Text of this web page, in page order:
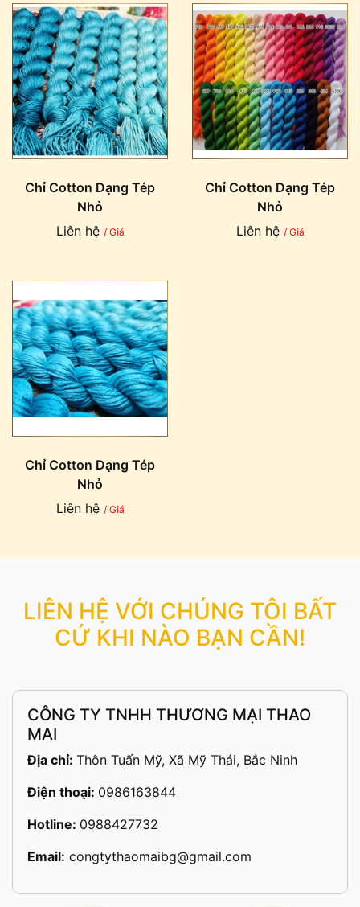
Chỉ Cotton Dạng Tép
Nhỏ
Liên hệ / Giá
Chỉ Cotton Dạng Tép
Nhỏ
Liên hệ / Giá
Chỉ Cotton Dạng Tép
Nhỏ
Liên hệ / Giá
LIÊN HỆ VỚI CHÚNG TÔI BẤT
CỨ KHI NÀO BẠN CẦN!
CÔNG TY TNHH THƯƠNG MẠI THAO
MAI
Địa chỉ: Thôn Tuấn Mỹ, Xã Mỹ Thái, Bắc Ninh
Điện thoại: 0986163844
Hotline: 0988427732
Email: congtythaomaibg@gmail.com